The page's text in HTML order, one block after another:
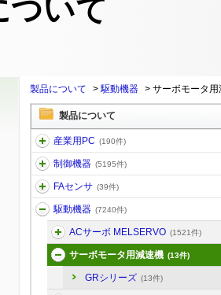
ついて
製品について >駆動機器 > サーボモータ用
製品について
産業用PC (190件)
制御機器 (5195件)
FAセンサ (39件)
駆動機器 (7240件)
ACサーボ MELSERVO (1521件)
サーボモータ用減速機 (13件)
GRシリーズ (13件)